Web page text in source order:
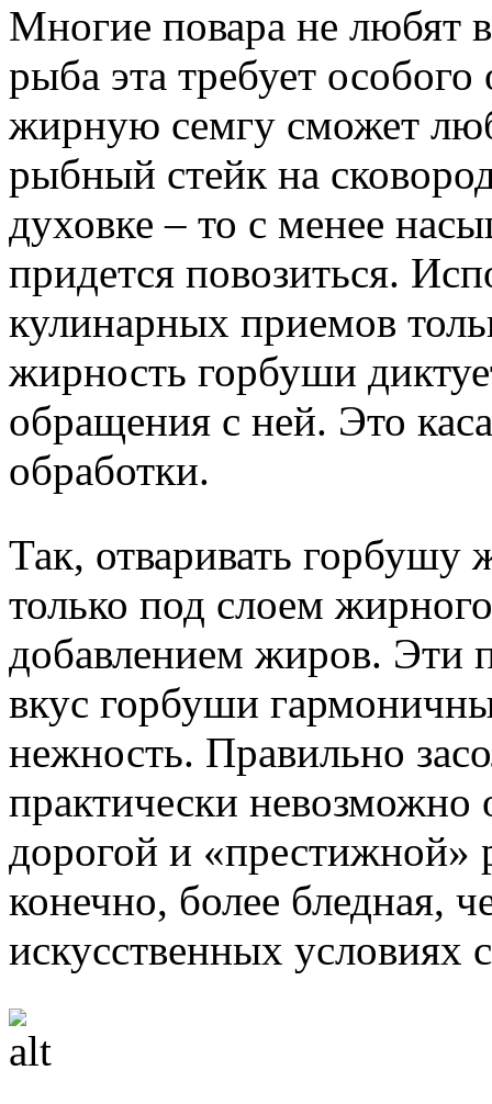
Многие повара не любят
рыба эта требует
жирную семгу сможет
рыбный стейк на
духовке – то с менее
придется повозиться.
кулинарных приемов
жирность горбуши
обращения с ней. Это
обработки.
Так, отваривать горбушу
только под слоем
добавлением жиров. Эти
вкус горбуши
нежность. Правильно
практически невозможно
дорогой и «престижной»
конечно, более бледная,
искусственных условиях